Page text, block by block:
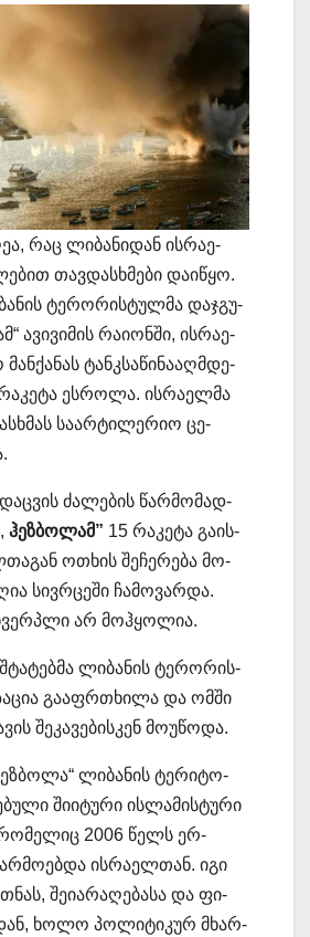
რაც ლი­ბა­ნი­დან ის­რა­ე­
თავ­დას­ხმე­ბი და­ი­წყო.
ტე­რო­რის­ტულ­მა დაჯ­გუ­
ავი­ვი­მის რა­ი­ონ­ში, ის­რა­ე­
ტანკსა­წი­ნა­აღ­მდე­
ეს­რო­ლა. ის­რა­ელ­მა
სა­არ­ტი­ლე­რიო ცე­
ძა­ლე­ბის წარ­მო­მად­
ჰეზ­ბო­ლამ” 15 რა­კე­ტა გა­ის­
ოთხის შე­ჩე­რე­ბა მო­
სივ­რცე­ში ჩა­მო­ვარ­და.
არ მოჰ­ყო­ლია.
ლი­ბა­ნის ტე­რო­რის­
გა­აფრ­თხი­ლა და ომში
შე­კა­ვე­ბის­კენ მო­უ­წო­და.
ლი­ბა­ნის ტე­რი­ტო­
ში­ი­ტუ­რი ის­ლა­მის­ტუ­რი
რო­მე­ლიც 2006 წელს ერ­
ის­რა­ელ­თან. იგი
შე­ი­ა­რა­ღე­ბა­სა და ფი­
ხოლო პო­ლი­ტი­კურ მხარ­